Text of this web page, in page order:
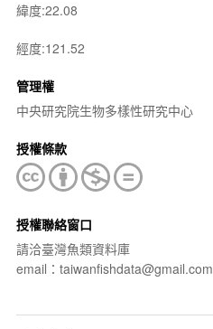
緯度:22.08
經度:121.52
管理權
中央研究院生物多樣性研究中心
授權條款
授權聯絡窗口
請洽臺灣魚類資料庫
email：taiwanfishdata@gmail.com